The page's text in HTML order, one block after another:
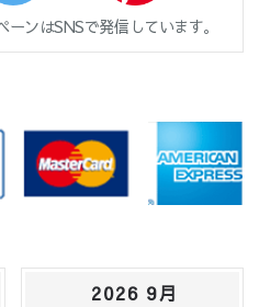
ンはSNSで発信しています。
2026 9月